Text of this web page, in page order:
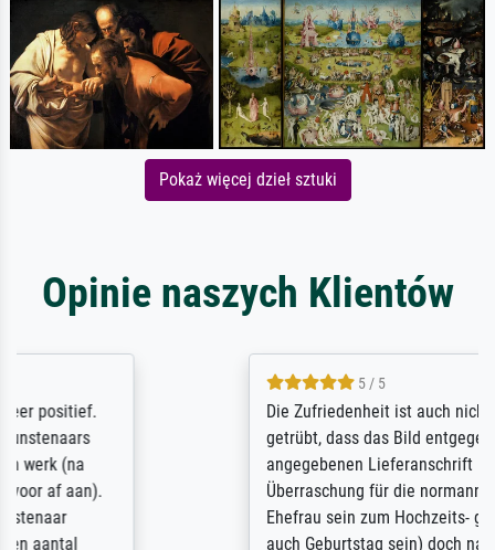
Pokaż więcej dzieł sztuki
Opinie naszych Klientów
Die Zufriedenheit ist auch nicht dadurch
getrübt, dass das Bild entgegen einer
angegebenen Lieferanschrift (sollte eine
Überraschung für die normannische
Ehefrau sein zum Hochzeits- gleichzeitig
auch Geburtstag sein) doch nach zu Hause